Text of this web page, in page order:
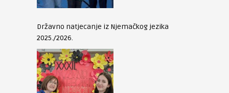
Državno natjecanje iz Njemačkog jezika
2025./2026.